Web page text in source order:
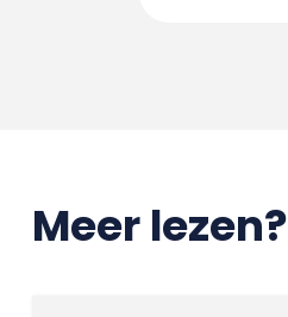
Meer lezen?